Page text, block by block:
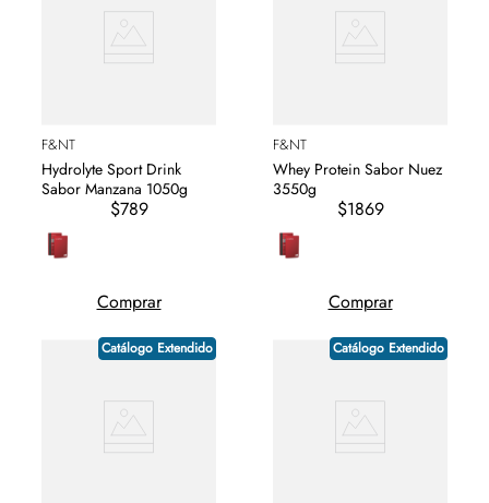
F&NT
Hydrolyte Sport Drink
Sabor Manzana 1050g
$789
Comprar
F&NT
Whey Protein Sabor Nuez
3550g
$1869
Comprar
Catálogo Extendido Catálogo Extendido